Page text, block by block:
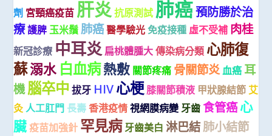
劑 宮頸癌疫苗 肝炎 抗原測試 肺癌預防勝於治
療護脾 玉米鬚 肺癌醫學驗光 免疫接種 虛不受補 肉桂
新冠診療 中耳炎 扁桃體腫大 傳染病分類 心肺復
蘇溺水 白血病熱敷 關節疼痛 骨關節炎血癌 耳
機腦卒中 拔牙 HIV心梗 膝關節積液 甲狀腺結節 艾
灸 人工肛門 長壽 香港疫情 視網膜病變 牙齒 食管癌心
臟 疫苗加強針 罕見病牙齒美白 淋巴結肺小結節